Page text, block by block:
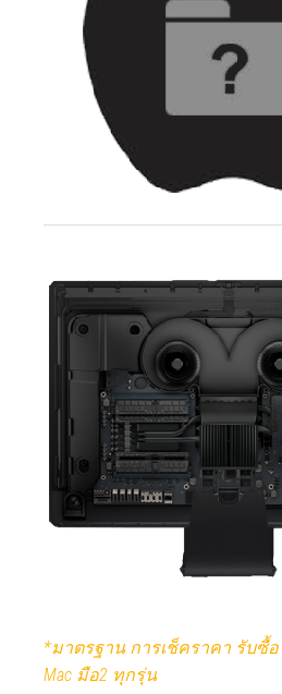
*มาตรฐาน การเช็คราคา รับซื้อ
Mac มือ2 ทุกรุ่น